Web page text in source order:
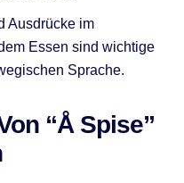
Ausdrücke im
Essen sind wichtige
Sprache.
“å Spise”